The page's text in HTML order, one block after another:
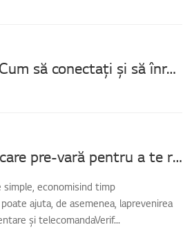
[Aparat de aer condiționat LG] Cum să conectați și să înregistrați dispozitive în aplicația LG ThinQ
[LG Aer Condiționat] Fă o verificare pre-vară pentru a te răcori
simple, economisind timp
ajuta, de asemenea, laprevenirea
și telecomandaVerif...